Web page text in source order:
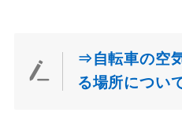
⇒自転車の空
る場所につい